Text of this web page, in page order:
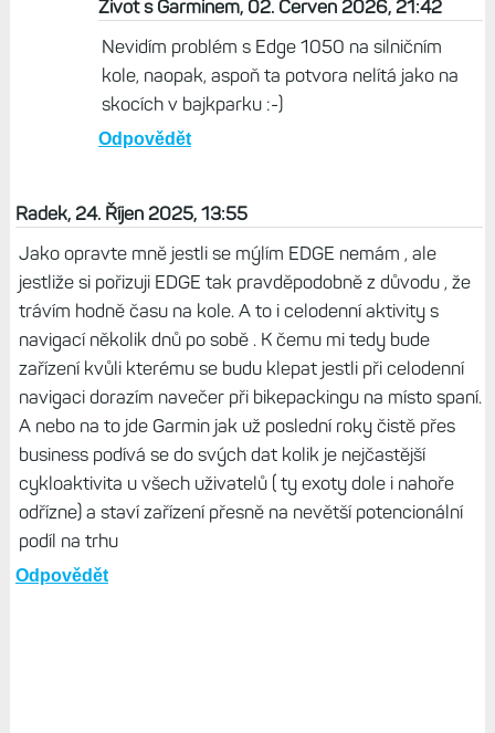
Život s Garminem, 02. Červen 2026, 21:42
Nevidím problém s Edge 1050 na silničním
kole, naopak, aspoň ta potvora nelítá jako na
skocích v bajkparku :-)
Odpovědět
Radek, 24. Říjen 2025, 13:55
Jako opravte mně jestli se mýlím EDGE nemám , ale
jestliže si pořizuji EDGE tak pravděpodobně z důvodu , že
trávím hodně času na kole. A to i celodenní aktivity s
navigací několik dnů po sobě . K čemu mi tedy bude
zařízení kvůli kterému se budu klepat jestli při celodenní
navigaci dorazím navečer při bikepackingu na místo spaní.
A nebo na to jde Garmin jak už poslední roky čistě přes
business podívá se do svých dat kolik je nejčastější
cykloaktivita u všech uživatelů ( ty exoty dole i nahoře
odřízne) a staví zařízení přesně na nevětší potencionální
podíl na trhu
Odpovědět